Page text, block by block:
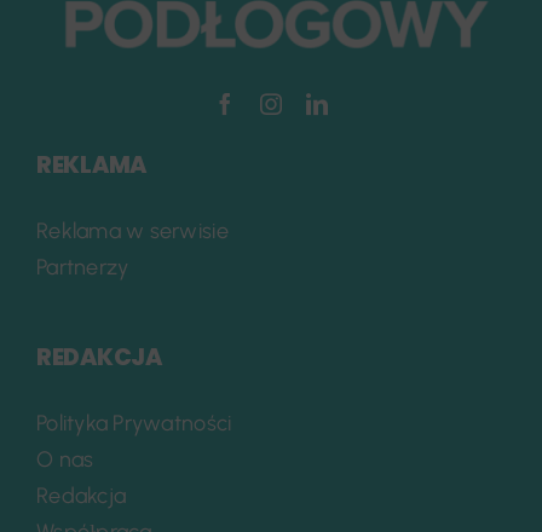
REKLAMA
Reklama w serwisie
Partnerzy
REDAKCJA
Polityka Prywatności
O nas
Redakcja